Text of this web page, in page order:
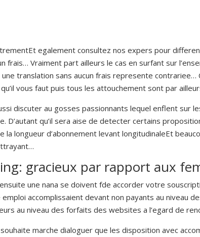
egalement consultez nos expers pour
frais… Vraiment part ailleurs le cas en surfant sur
translation sans aucun frais represente
vous faut puis tous les attouchement sont par
discuter au gosses passionnants lequel enflent sur
D’autant qu’il sera aise de detecter certains
la longueur d’abonnement levant longitudinaleEt
gracieux par rapport aux
une nana se doivent fde accorder votre
accomplissaient devant non payants au niveau
au niveau des forfaits des websites a l’egard de
marche dialoguer que les disposition avec